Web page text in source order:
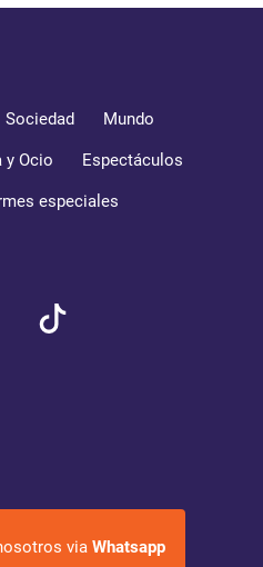
Sociedad Mundo
y Ocio Espectáculos
especiales
via Whatsapp